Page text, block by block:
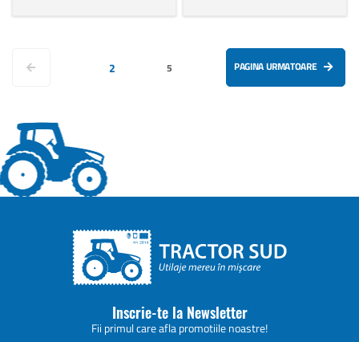
in acest moment cititi pagina
2 Pagina
5 PAGINA URMATOARE
Inscrie-te la Newsletter
Fii primul care afla promotiile noastre!